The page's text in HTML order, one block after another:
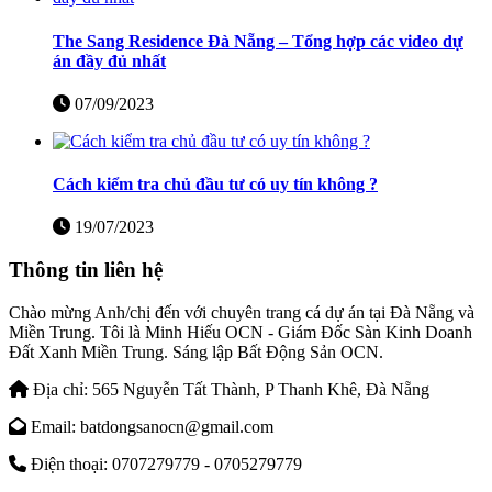
The Sang Residence Đà Nẵng – Tổng hợp các video dự
án đầy đủ nhất
07/09/2023
Cách kiểm tra chủ đầu tư có uy tín không ?
19/07/2023
Thông tin liên hệ
Chào mừng Anh/chị đến với chuyên trang cá dự án tại Đà Nẵng và
Miền Trung. Tôi là Minh Hiếu OCN - Giám Đốc Sàn Kinh Doanh
Đất Xanh Miền Trung. Sáng lập Bất Động Sản OCN.
Địa chỉ: 565 Nguyễn Tất Thành, P Thanh Khê, Đà Nẵng
Email: batdongsanocn@gmail.com
Điện thoại: 0707279779 - 0705279779